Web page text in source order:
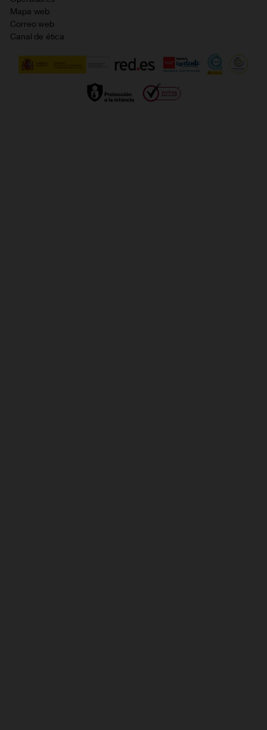
Política de cookies
Política de privacidad
Gestionar UTIQ
Mapa web
Correo web
Canal de ética